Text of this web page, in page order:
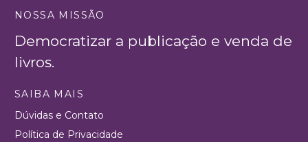
NOSSA MISSÃO
Democratizar a publicação e venda de
livros.
SAIBA MAIS
Dúvidas e Contato
Política de Privacidade